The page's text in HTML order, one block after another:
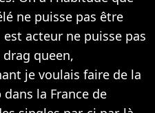
ne puisse pas être
acteur ne puisse pas
queen,
je voulais faire de la
la France de